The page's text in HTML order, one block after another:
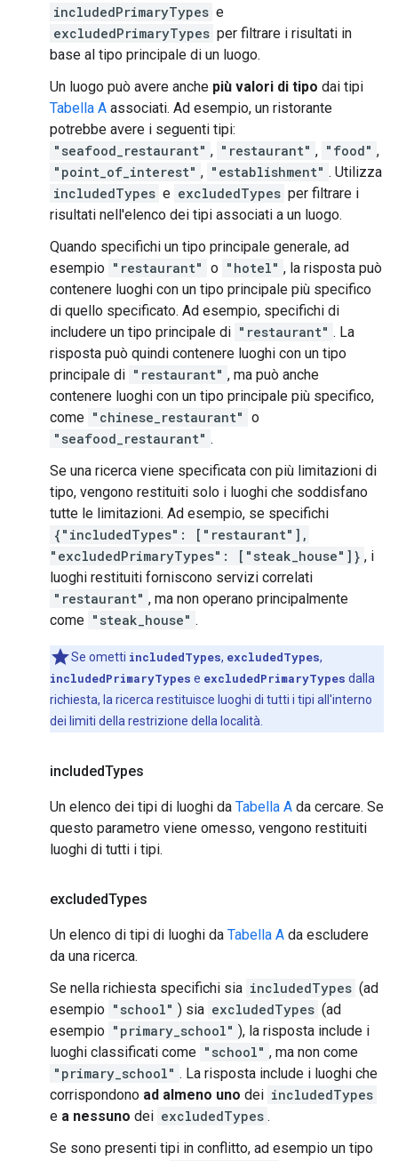
includedPrimaryTypes e
excludedPrimaryTypes per filtrare i risultati in
base al tipo principale di un luogo.
Un luogo può avere anche più valori di tipo dai tipi
Tabella A associati. Ad esempio, un ristorante
potrebbe avere i seguenti tipi:
"seafood_restaurant" , "restaurant" , "food" ,
"point_of_interest" , "establishment" . Utilizza
includedTypes e excludedTypes per filtrare i
risultati nell'elenco dei tipi associati a un luogo.
Quando specifichi un tipo principale generale, ad
esempio "restaurant" o "hotel" , la risposta può
contenere luoghi con un tipo principale più specifico
di quello specificato. Ad esempio, specifichi di
includere un tipo principale di "restaurant" . La
risposta può quindi contenere luoghi con un tipo
principale di "restaurant" , ma può anche
contenere luoghi con un tipo principale più specifico,
come "chinese_restaurant" o
"seafood_restaurant" .
Se una ricerca viene specificata con più limitazioni di
tipo, vengono restituiti solo i luoghi che soddisfano
tutte le limitazioni. Ad esempio, se specifichi
{"includedTypes": ["restaurant"],
"excludedPrimaryTypes": ["steak_house"]} , i
luoghi restituiti forniscono servizi correlati
"restaurant" , ma non operano principalmente
come "steak_house" .
Se ometti includedTypes, excludedTypes,
includedPrimaryTypes e excludedPrimaryTypes dalla
richiesta, la ricerca restituisce luoghi di tutti i tipi all'interno
dei limiti della restrizione della località.
includedTypes
Un elenco dei tipi di luoghi da Tabella A da cercare. Se
questo parametro viene omesso, vengono restituiti
luoghi di tutti i tipi.
excludedTypes
Un elenco di tipi di luoghi da Tabella A da escludere
da una ricerca.
Se nella richiesta specifichi sia includedTypes (ad
esempio "school" ) sia excludedTypes (ad
esempio "primary_school" ), la risposta include i
luoghi classificati come "school" , ma non come
"primary_school" . La risposta include i luoghi che
corrispondono ad almeno uno dei includedTypes
e a nessuno dei excludedTypes .
Se sono presenti tipi in conflitto, ad esempio un tipo